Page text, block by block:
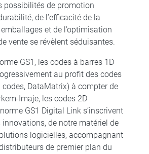
possibilités de promotion
de l’efficacité de la
et de l’optimisation
vente se révèlent séduisantes.
GS1, les codes à barres 1D
au profit des codes
codes, DataMatrix) à compter de
Imaje, les codes 2D
GS1 Digital Link s’inscrivent
de notre matériel de
logicielles, accompagnant
de premier plan du